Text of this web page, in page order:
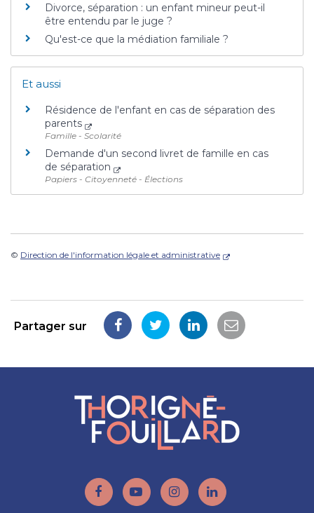
Divorce, séparation : un enfant mineur peut-il
être entendu par le juge ?
Qu'est-ce que la médiation familiale ?
Et aussi
Résidence de l'enfant en cas de séparation des
parents
Famille - Scolarité
Demande d'un second livret de famille en cas
de séparation
Papiers - Citoyenneté - Élections
© Direction de l'information légale et administrative
Partager sur
Partager
Facebook
Partager
Twitter
Partager
LinkedIn
Partager
email
Lien
Lien
Lien
Lien